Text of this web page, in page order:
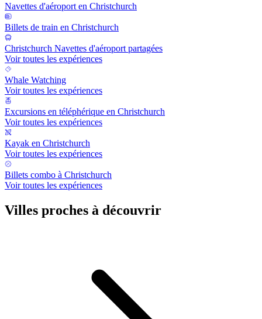
Navettes d'aéroport en Christchurch
Billets de train en Christchurch
Christchurch Navettes d'aéroport partagées
Voir toutes les expériences
Whale Watching
Voir toutes les expériences
Excursions en téléphérique en Christchurch
Voir toutes les expériences
Kayak en Christchurch
Voir toutes les expériences
Billets combo à Christchurch
Voir toutes les expériences
Villes proches à découvrir